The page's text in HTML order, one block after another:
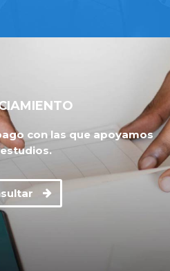
con las que apoyamos